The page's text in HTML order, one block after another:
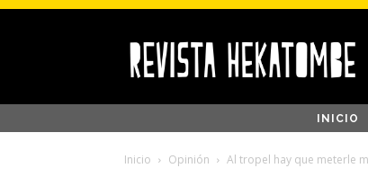
INICIO
Inicio Opinión Al tropel hay que meterle